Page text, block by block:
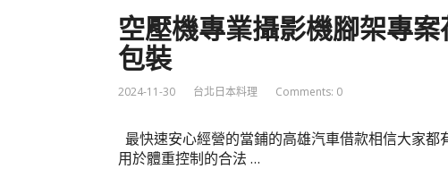
空壓機專業攝影機腳架專
包裝
2024-11-30 台北日本料理 Comments: 0
最快速安心經營的當鋪的高雄汽車借款相信大家
用於體重控制的合法 …